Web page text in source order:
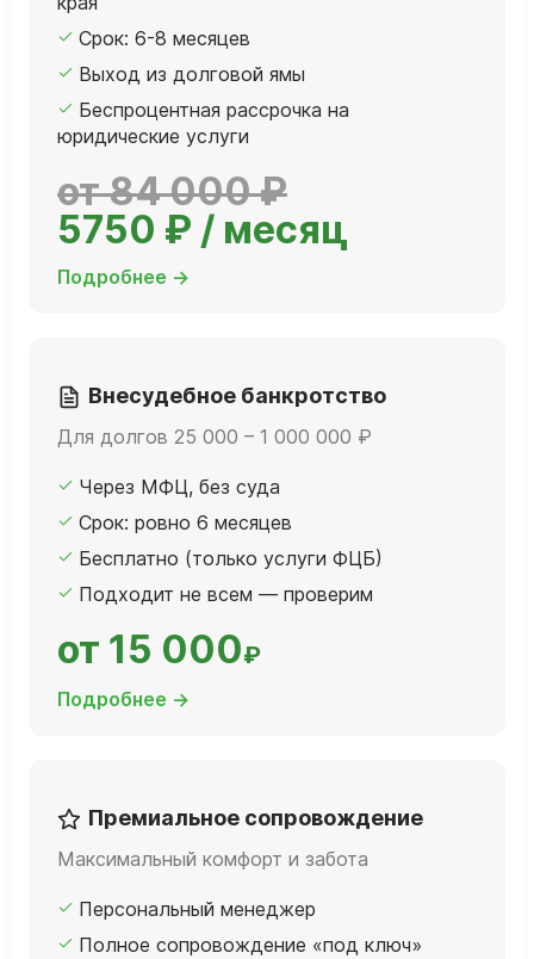
Срок: 6-8 месяцев
Выход из долговой ямы
Беспроцентная рассрочка на
юридические услуги
от 84 000 ₽
5750 ₽ / месяц
Подробнее →
Внесудебное банкротство
Для долгов 25 000 – 1 000 000 ₽
Через МФЦ, без суда
Срок: ровно 6 месяцев
Бесплатно (только услуги ФЦБ)
Подходит не всем — проверим
от 15 000₽
Подробнее →
Премиальное сопровождение
Максимальный комфорт и забота
Персональный менеджер
Полное сопровождение «под ключ»